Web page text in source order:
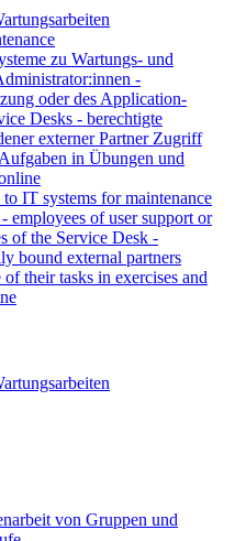
zu Wartungs- und
-
oder des Application-
Desks - berechtigte
externer Partner Zugriff
in Übungen und
IT systems for maintenance
employees of user support or
of the Service Desk -
bound external partners
their tasks in exercises and
von Gruppen und